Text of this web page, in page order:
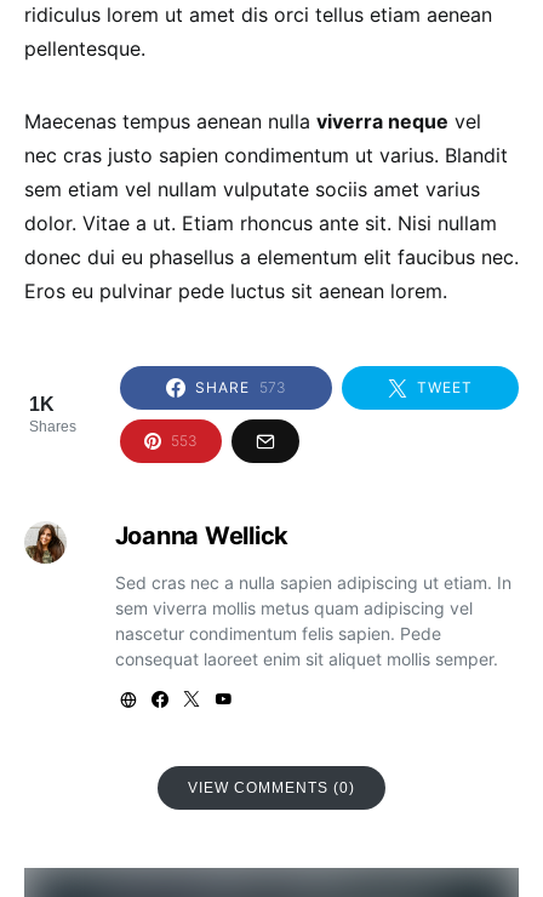
ridiculus lorem ut amet dis orci tellus etiam aenean
pellentesque.
Maecenas tempus aenean nulla viverra neque vel
nec cras justo sapien condimentum ut varius. Blandit
sem etiam vel nullam vulputate sociis amet varius
dolor. Vitae a ut. Etiam rhoncus ante sit. Nisi nullam
donec dui eu phasellus a elementum elit faucibus nec.
Eros eu pulvinar pede luctus sit aenean lorem.
1K
Shares
SHARE 573 TWEET
553
Joanna Wellick
Sed cras nec a nulla sapien adipiscing ut etiam. In
sem viverra mollis metus quam adipiscing vel
nascetur condimentum felis sapien. Pede
consequat laoreet enim sit aliquet mollis semper.
VIEW COMMENTS (0)